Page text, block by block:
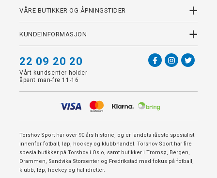
VÅRE BUTIKKER OG ÅPNINGSTIDER +
KUNDEINFORMASJON +
22 09 20 20
Vårt kundsenter holder
åpent man-fre 11-16
Torshov Sport har over 90 års historie, og er landets råeste spesialist
innenfor fotball, løp, hockey og klubbhandel. Torshov Sport har fire
spesialbutikker på Torshov i Oslo, samt butikker i Tromsø, Bergen,
Drammen, Sandvika Storsenter og Fredrikstad med fokus på fotball,
klubb, løp, hockey og hallidretter.